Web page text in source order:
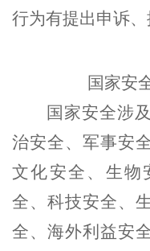
行为有提出申诉、
国家安
国家安全涉
治安全、军事安
文化安全、生物
全、科技安全、
全、海外利益安